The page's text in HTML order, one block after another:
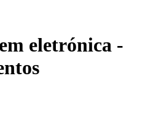
eletrónica -